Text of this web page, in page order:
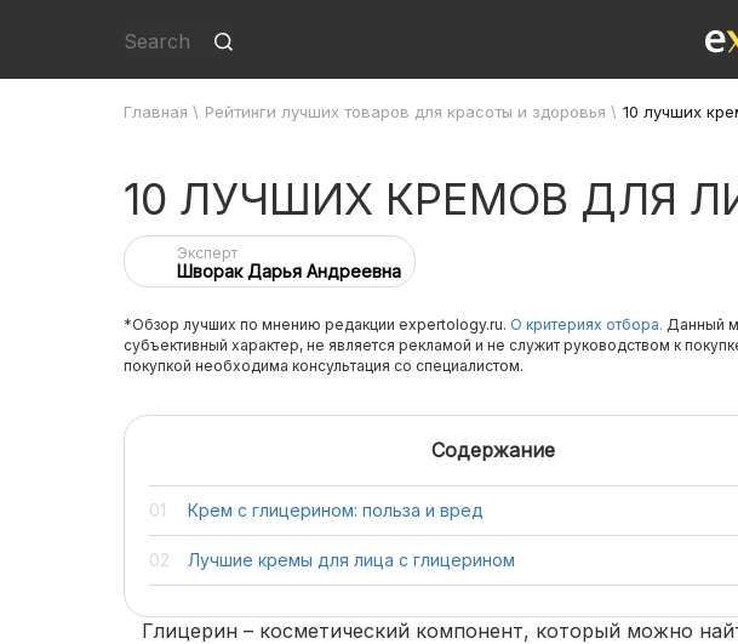
Главная \ Рейтинги лучших товаров для красоты и здоровья \ 10 лучших
10 ЛУЧШИХ КРЕМОВ ДЛЯ
Эксперт
Шворак Дарья Андреевна
*Обзор лучших по мнению редакции expertology.ru. О критериях отбора. Данный
субъективный характер, не является рекламой и не служит руководством к
покупкой необходима консультация со специалистом.
Содержание
Крем с глицерином: польза и вред
Лучшие кремы для лица с глицерином
Глицерин – косметический компонент, который можно